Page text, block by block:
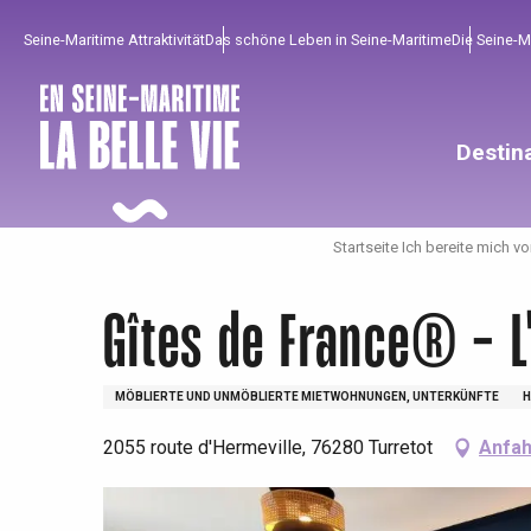
principal
Seine-Maritime AttraktivitätDas schöne Leben in Seine-MaritimeDie Seine-
Um zu profitieren
Gut aus der Heimat !
Startseite Ich bereite mich
Gîtes de France® -
MÖBLIERTE UND UNMÖBLIERTE MIETWOHNUNGEN, UNTERKÜNFTE
2055 route d'Hermeville, 76280 Turretot